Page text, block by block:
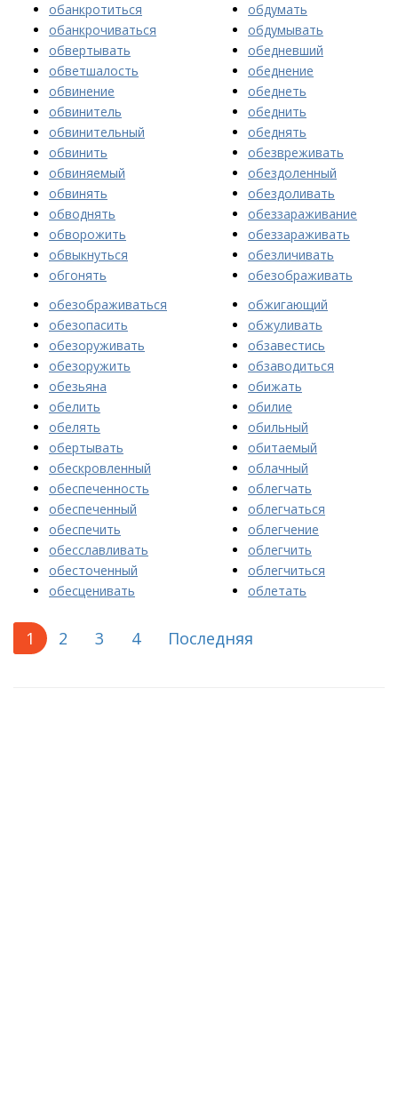
обанкротиться
обанкрочиваться
обвертывать
обветшалость
обвинение
обвинитель
обвинительный
обвинить
обвиняемый
обвинять
обводнять
обворожить
обвыкнуться
обгонять
обдумать
обдумывать
обедневший
обеднение
обеднеть
обеднить
обеднять
обезвреживать
обездоленный
обездоливать
обеззараживание
обеззараживать
обезличивать
обезображивать
обезображиваться
обезопасить
обезоруживать
обезоружить
обезьяна
обелить
обелять
обертывать
обескровленный
обеспеченность
обеспеченный
обеспечить
обесславливать
обесточенный
обесценивать
обжигающий
обжуливать
обзавестись
обзаводиться
обижать
обилие
обильный
обитаемый
облачный
облегчать
облегчаться
облегчение
облегчить
облегчиться
облетать
1 2 3 4 Последняя